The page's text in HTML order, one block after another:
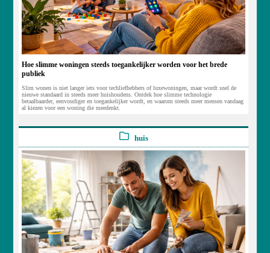
Hoe slimme woningen steeds toegankelijker worden voor het brede
publiek
Slim wonen is niet langer iets voor techliefhebbers of luxewoningen, maar wordt snel de
nieuwe standaard in steeds meer huishoudens. Ontdek hoe slimme technologie
betaalbaarder, eenvoudiger en toegankelijker wordt, en waarom steeds meer mensen vandaag
al kiezen voor een woning die meedenkt.
huis